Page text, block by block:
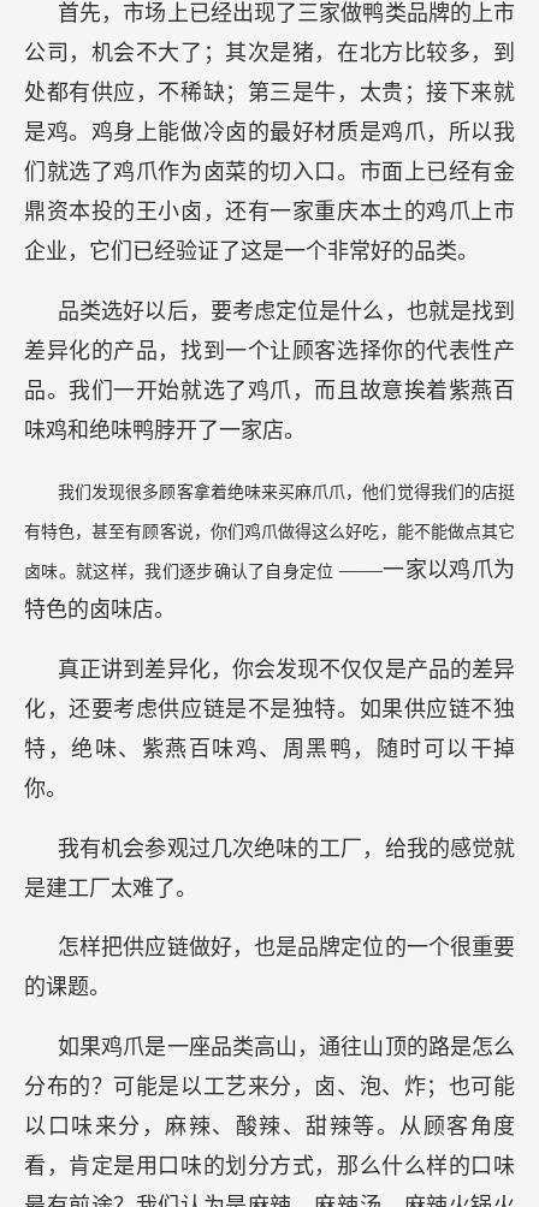
首先，市场上已经出现了三家做鸭类品牌的上市
公司，机会不大了；其次是猪，在北方比较多，到
处都有供应，不稀缺；第三是牛，太贵；接下来就
是鸡。鸡身上能做冷卤的最好材质是鸡爪，所以我
们就选了鸡爪作为卤菜的切入口。市面上已经有金
鼎资本投的王小卤，还有一家重庆本土的鸡爪上市
企业，它们已经验证了这是一个非常好的品类。
品类选好以后，要考虑定位是什么，也就是找到
差异化的产品，找到一个让顾客选择你的代表性产
品。我们一开始就选了鸡爪，而且故意挨着紫燕百
味鸡和绝味鸭脖开了一家店。
我们发现很多顾客拿着绝味来买麻爪爪，他们觉得我们的店挺
有特色，甚至有顾客说，你们鸡爪做得这么好吃，能不能做点其它
卤味。就这样，我们逐步确认了自身定位——一家以鸡爪为
特色的卤味店。
真正讲到差异化，你会发现不仅仅是产品的差异
化，还要考虑供应链是不是独特。如果供应链不独
特，绝味、紫燕百味鸡、周黑鸭，随时可以干掉
你。
我有机会参观过几次绝味的工厂，给我的感觉就
是建工厂太难了。
怎样把供应链做好，也是品牌定位的一个很重要
的课题。
如果鸡爪是一座品类高山，通往山顶的路是怎么
分布的？可能是以工艺来分，卤、泡、炸；也可能
以口味来分，麻辣、酸辣、甜辣等。从顾客角度
看，肯定是用口味的划分方式，那么什么样的口味